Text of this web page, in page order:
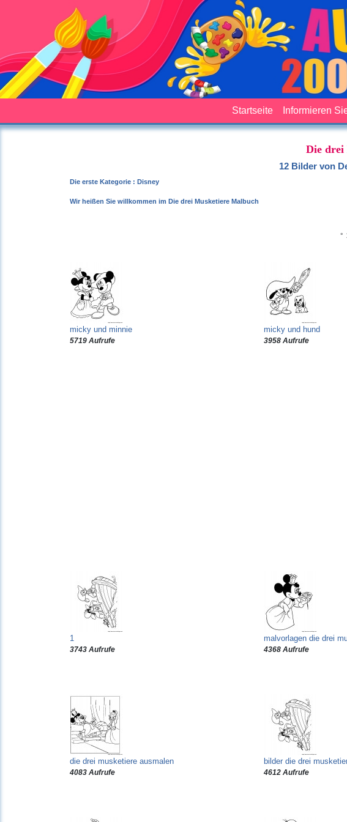
Startseite Informieren
Die drei
12 Bilder von
Die erste Kategorie : Disney
Wir heißen Sie willkommen im Die drei Musketiere Malbuch
°
micky und minnie
5719 Aufrufe
micky und hund
3958 Aufrufe
1
3743 Aufrufe
malvorlagen die drei
4368 Aufrufe
die drei musketiere ausmalen
4083 Aufrufe
bilder die drei
4612 Aufrufe